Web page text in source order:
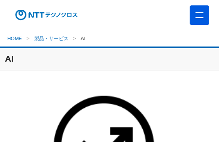
HOME 製品・サービス AI
AI